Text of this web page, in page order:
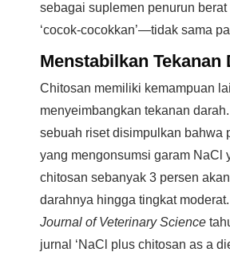
sebagai suplemen penurun
‘cocok-cocokkan’—tidak sama
Menstabilkan Tekanan
Chitosan memiliki kemampuan
menyeimbangkan tekanan
sebuah riset disimpulkan bahwa
yang mengonsumsi garam NaCl
chitosan sebanyak 3 persen
darahnya hingga tingkat
Journal of Veterinary Science
jurnal ‘NaCl plus chitosan as a